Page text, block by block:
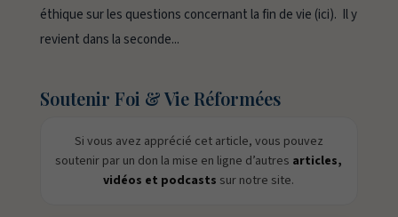
éthique sur les questions concernant la fin de vie (ici). Il y
revient dans la seconde...
Soutenir Foi & Vie Réformées
Si vous avez apprécié cet article, vous pouvez
soutenir par un don la mise en ligne d’autres articles,
vidéos et podcasts sur notre site.